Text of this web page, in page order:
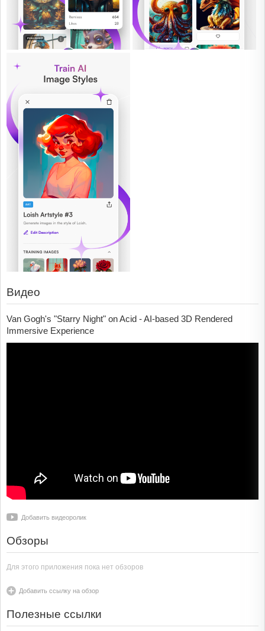
Видео
Van Gogh's "Starry Night" on Acid - AI-based 3D Rendered
Immersive Experience
Добавить видеоролик
Обзоры
Для этого приложения пока нет обзоров
Добавить ссылку на обзор
Полезные ссылки